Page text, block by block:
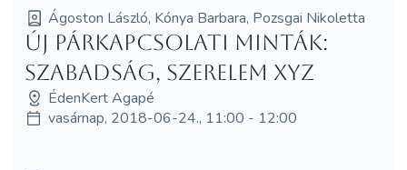
Ágoston László, Kónya Barbara, Pozsgai Nikoletta
Új Párkapcsolati Minták:
Szabadság, Szerelem XYZ
ÉdenKert Agapé
vasárnap, 2018-06-24., 11:00 - 12:00